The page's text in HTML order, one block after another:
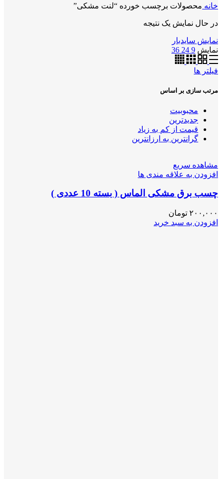
خانه محصولات برچسب خورده “لنت مشکی”
در حال نمایش یک نتیجه
نمایش سایدبار
نمایش 9
24
36
فیلتر ها
مرتب سازی بر اساس
محبوبیت
جدیدترین
قیمت از کم به زیاد
گرانترین به ارزانترین
مشاهده سریع
افزودن به علاقه مندی ها
چسب برق مشکی الماس ( بسته 10 عددی )
۲۰۰,۰۰۰ تومان
افزودن به سبد خرید